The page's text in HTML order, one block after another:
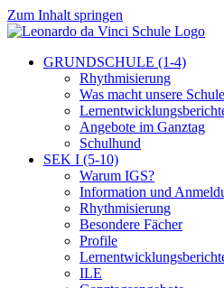
Zum Inhalt springen
GRUNDSCHULE (1-4)
Rhythmisierung
Was macht unsere
Angebote im Ganztag
Schulhund
SEK I (5-10)
Warum IGS?
Information und
Rhythmisierung
Besondere Fächer
Profile
ILE